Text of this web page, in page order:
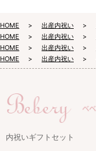
HOME 出産内祝い
HOME
出産内祝い
HOME
出産内祝い
HOME
出産内祝い
内祝いギフトセット